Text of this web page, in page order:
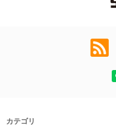
カテゴリ